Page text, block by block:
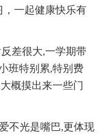
，一起健康快乐有
差很大,一学期带
班特别累,特别费
概摸出来一些门
不光是嘴巴,更体现